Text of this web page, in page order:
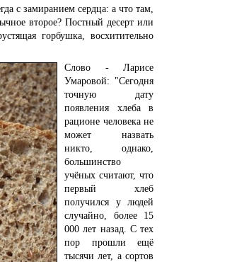
с замиранием сердца: а что там,
второе? Постный десерт или
горбушка, восхитительно
Слово - Ларисе
Умаровой: "Сегодня
точную дату
появления хлеба в
рационе человека не
может назвать
никто, однако,
большинство
учёных считают, что
первый хлеб
получился у людей
случайно, более 15
000 лет назад. С тех
пор прошли ещё
тысячи лет, а сортов